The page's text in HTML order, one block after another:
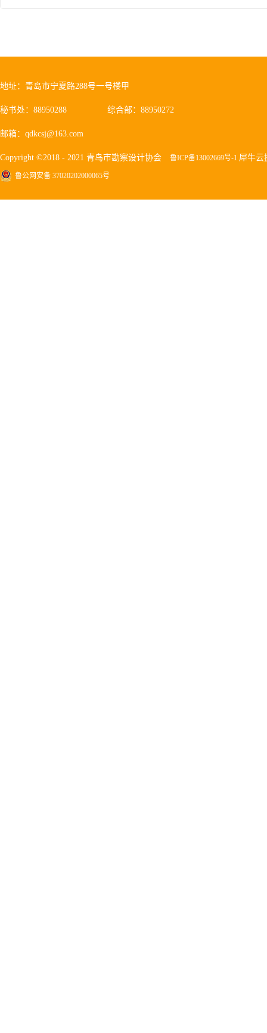
地址：青岛市宁夏路288号一号楼甲
秘书处：88950288 综合部：88950272
邮箱：qdkcsj@163.com
Copyright ©2018 - 2021 青岛市勘察设计协会 鲁ICP备13002669号-1 犀牛云
鲁公网安备 37020202000065号